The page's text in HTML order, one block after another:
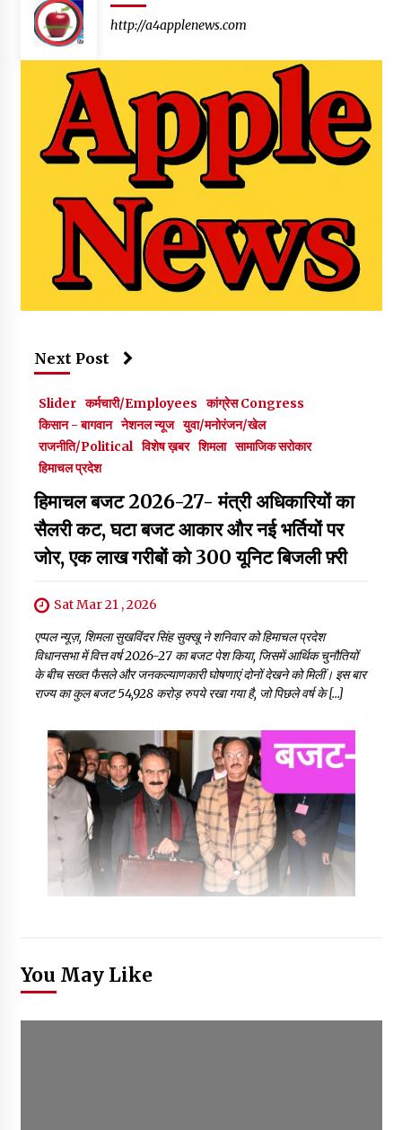
http://a4applenews.com
Next Post
Slider कर्मचारी/Employees कांग्रेस Congress
किसान - बागवान नेशनल न्यूज युवा/मनोरंजन/खेल
राजनीति/Political विशेष ख़बर शिमला सामाजिक सरोकार
हिमाचल प्रदेश
हिमाचल बजट 2026-27- मंत्री अधिकारियों का
सैलरी कट, घटा बजट आकार और नई भर्तियों पर
जोर, एक लाख गरीबों को 300 यूनिट बिजली फ़्री
Sat Mar 21 , 2026
एप्पल न्यूज़, शिमला सुखविंदर सिंह सुक्खू ने शनिवार को हिमाचल प्रदेश
विधानसभा में वित्त वर्ष 2026-27 का बजट पेश किया, जिसमें आर्थिक चुनौतियों
के बीच सख्त फैसले और जनकल्याणकारी घोषणाएं दोनों देखने को मिलीं। इस बार
राज्य का कुल बजट 54,928 करोड़ रुपये रखा गया है, जो पिछले वर्ष के […]
You May Like